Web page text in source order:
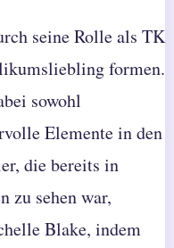
seine Rolle als TK
formen.
sowohl
Elemente in den
die bereits in
zu sehen war,
Blake, indem